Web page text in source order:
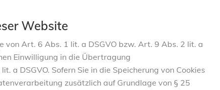
Website
Art. 6 Abs. 1 lit. a DSGVO bzw. Art. 9 Abs. 2 lit. a
Einwilligung in die Übertragung
DSGVO. Sofern Sie in die Speicherung von Cookies
zusätzlich auf Grundlage von § 25